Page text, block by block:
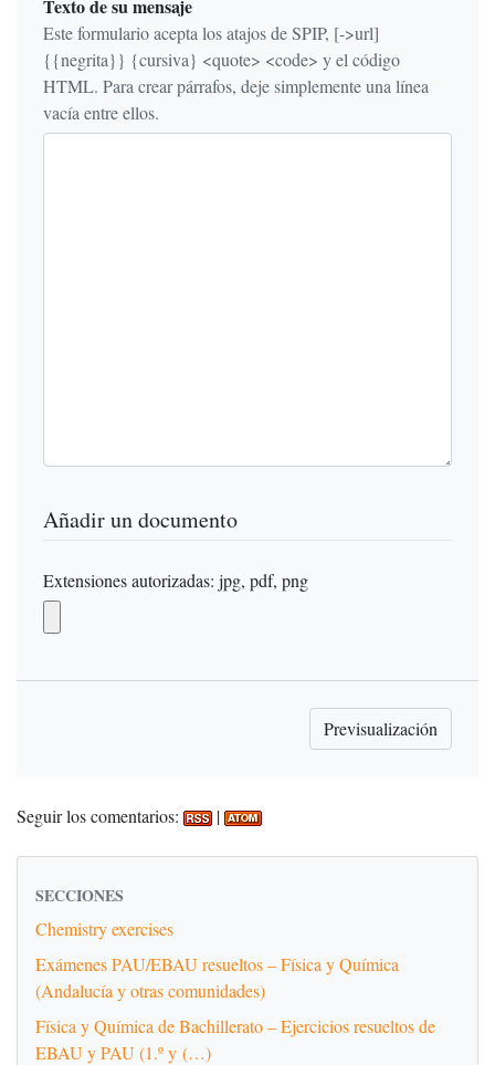
Texto de su mensaje
Este formulario acepta los atajos de SPIP, [->url]
{{negrita}} {cursiva} <quote> <code> y el código
HTML. Para crear párrafos, deje simplemente una línea
vacía entre ellos.
Añadir un documento
Extensiones autorizadas: jpg, pdf, png
Seguir los comentarios: |
SECCIONES
Chemistry exercises
Exámenes PAU/EBAU resueltos – Física y Química
(Andalucía y otras comunidades)
Física y Química de Bachillerato – Ejercicios resueltos de
EBAU y PAU (1.º y (…)